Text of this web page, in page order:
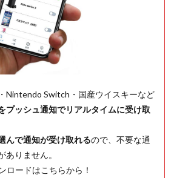
Nintendo Switch・国産ウイスキーなど
プッシュ通知でリアルタイムに受け取
んで通知が受け取れるので、不要な通
ありません。
ロードはこちらから！